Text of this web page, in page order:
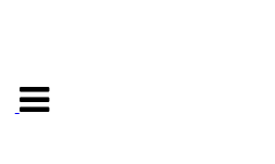
navigasjon